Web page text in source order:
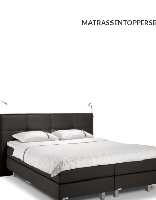
MATRASSENTOPPERS